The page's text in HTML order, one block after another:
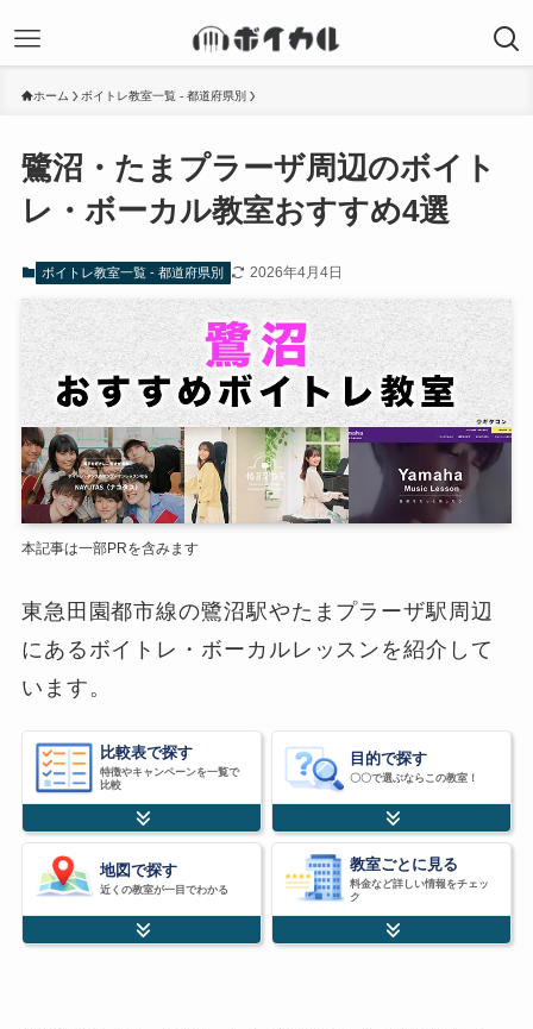
ホーム ボイトレ教室一覧 - 都道府県別
鷺沼・たまプラーザ周辺のボイト
レ・ボーカル教室おすすめ4選
ボイトレ教室一覧 - 都道府県別 2026年4月4日
本記事は一部PRを含みます
東急田園都市線の鷺沼駅やたまプラーザ駅周辺
にあるボイトレ・ボーカルレッスンを紹介して
います。
比較表で探す
特徴やキャンペーンを一覧で
比較
目的で探す
〇〇で選ぶならこの教室！
地図で探す
近くの教室が一目でわかる
教室ごとに見る
料金など詳しい情報をチェッ
ク